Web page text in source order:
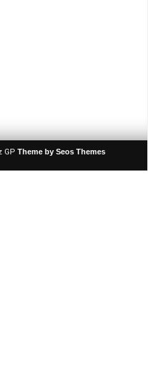
GP Theme by Seos Themes